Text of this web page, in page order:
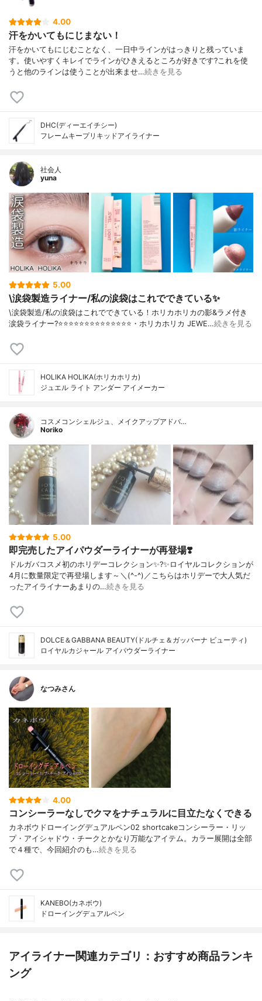
4.00
汗をかいてもにじまない！
汗をかいてもにじむことなく、一日中ラインがはっきりと残っていま
す。使いやすくキレイでラインがひきえるところが好きです?これを使
うと他のラインは使うことが出来ませ…続きを見る
DHC(ディーエイチシー)
フレームキープリキッドアイライナー
社会人
yuna
5.00
\涙袋製造ライナー/私の涙袋はこれでできている✨
\涙袋製造/私の涙袋はこれでできている！ホリカホリカの影&ラメ付き
涙袋ライナー?⭐️⭐️⭐️⭐️⭐️⭐️⭐️⭐️⭐️⭐️⭐️⭐️⭐️⭐️・ホリカホリカ JEWE…続きを見る
HOLIKA HOLIKA(ホリカホリカ)
ジュエル ライト アンダー アイメーカー
コスメコンシェルジュ、メイクアップアドバ…
Noriko
5.00
即完売したアイパウダーライナーが再登場❣️
ドルガバコスメ初のホリデーコレクション✨?✨ロイヤルコレクションが
4月に数量限定で再登場します～＼(^-^)／こちらはホリデーで大人気だ
ったアイライナーあまりの…続きを見る
DOLCE＆GABBANA BEAUTY(ドルチェ＆ガッバーナ ビューティ)
ロイヤルカジャール アイパウダーライナー
なつみさん
4.00
コンシーラーなしでクマをナチュラルに目立たなくできる
カネボウドローイングデュアルペン02 shortcakeコンシーラー・リッ
プ・アイシャドウ・チークとかなり万能なアイテム。カラー展開は全部
で４種で、今回紹介のも…続きを見る
KANEBO(カネボウ)
ドローイングデュアルペン
アイライナー関連カテゴリ：おすすめ商品ランキ
ング